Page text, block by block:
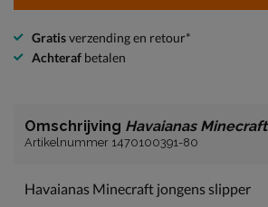
Gratisverzending en retour*
Achteraf betalen
Omschrijving Havaianas Minecraft
Artikelnummer 1470100391-80
Havaianas Minecraft jongens slipper